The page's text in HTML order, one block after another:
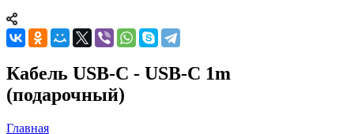
Кабель USB-C - USB-C 1m
(подарочный)
Главная